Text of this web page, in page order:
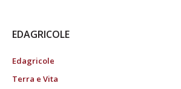
EDAGRICOLE
Edagricole
Terra e Vita